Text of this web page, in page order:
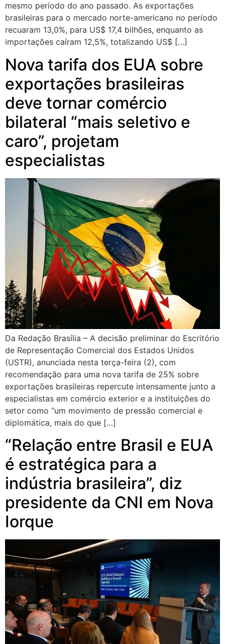
mesmo período do ano passado. As exportações
brasileiras para o mercado norte-americano no período
recuaram 13,0%, para US$ 17,4 bilhões, enquanto as
importações caíram 12,5%, totalizando US$ […]
Nova tarifa dos EUA sobre
exportações brasileiras
deve tornar comércio
bilateral “mais seletivo e
caro”, projetam
especialistas
Da Redação Brasília – A decisão preliminar do Escritório
de Representação Comercial dos Estados Unidos
(USTR), anunciada nesta terça-feira (2), com
recomendação para uma nova tarifa de 25% sobre
exportações brasileiras repercute intensamente junto a
especialistas em comércio exterior e a instituições do
setor como “um movimento de pressão comercial e
diplomática, mais do que […]
“Relação entre Brasil e EUA
é estratégica para a
indústria brasileira”, diz
presidente da CNI em Nova
Iorque